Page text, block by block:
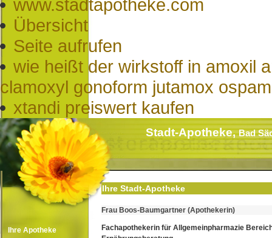
www.stadtapotheke.com
Übersicht
Seite aufrufen
wie heißt der wirkstoff in amoxil
clamoxyl gonoform jutamox
xtandi preiswert kaufen
Stadt-Apotheke,Bad
Ihre Apotheke
Ihre Stadt-Apotheke
Frau Boos-Baumgartner (Apothekerin)
Fachapothekerin für Allgemeinpharmazie